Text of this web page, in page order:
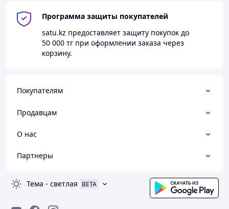
Программа защиты покупателей
satu.kz предоставляет защиту покупок до
50 000 тг при оформлении заказа через
корзину.
Покупателям
Продавцам
О нас
Партнеры
Тема - светлая BETA